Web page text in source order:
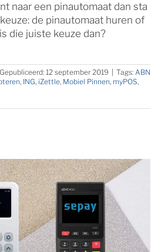
naar een pinautomaat dan sta
de pinautomaat huren of
die juiste keuze dan?
Gepubliceerd: 12 september 2019 Tags: ABN
, ING, iZettle, Mobiel Pinnen, myPOS,